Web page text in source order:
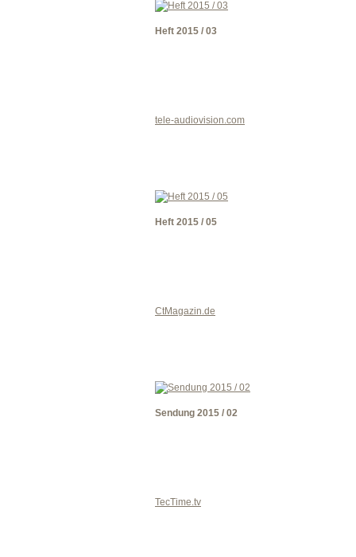
Heft 2015 / 03
tele-audiovision.com
Heft 2015 / 05
CtMagazin.de
Sendung 2015 / 02
TecTime.tv